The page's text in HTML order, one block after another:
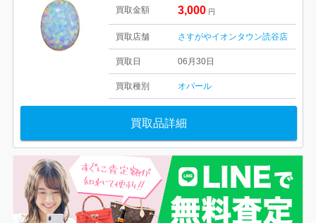
買取金額 3,000 円
買取店舗 さすがやイオンタウン読谷店
買取日 06月30日
買取種別 オパール
買取品詳細